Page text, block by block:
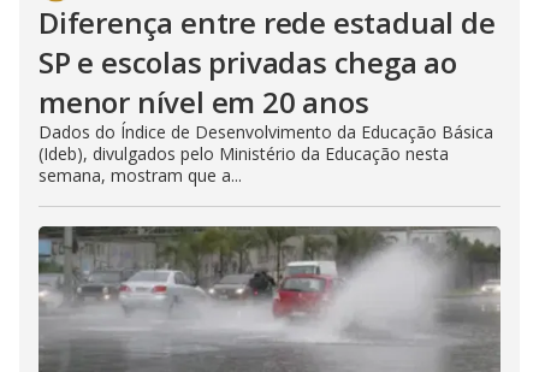
Diferença entre rede estadual de
SP e escolas privadas chega ao
menor nível em 20 anos
Dados do Índice de Desenvolvimento da Educação Básica
(Ideb), divulgados pelo Ministério da Educação nesta
semana, mostram que a...